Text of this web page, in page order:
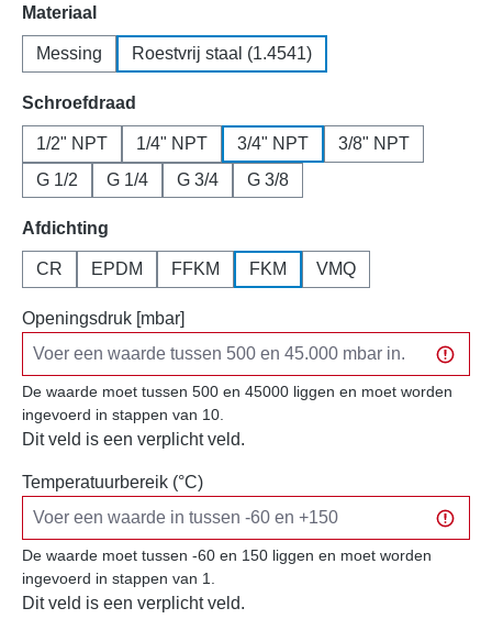
Selecteer
Materiaal
Messing Roestvrij staal (1.4541)
Selecteer
Schroefdraad
1/2" NPT 1/4" NPT 3/4" NPT
3/8" NPT
G 1/2
G 1/4 G 3/4 G 3/8
Selecteer
Afdichting
CR EPDM FFKM FKM VMQ
Openingsdruk [mbar]
De waarde moet tussen 500 en 45000 liggen en moet worden
ingevoerd in stappen van 10.
Dit veld is een verplicht veld.
Temperatuurbereik (°C)
De waarde moet tussen -60 en 150 liggen en moet worden
ingevoerd in stappen van 1.
Dit veld is een verplicht veld.